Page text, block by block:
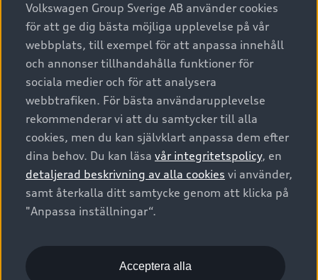
A6 modellerna
SUV
Avant
Audi Sport
Privatleasing
Nya bilar i lager
Begagnade bilar i lager
Audi approved :plus - så gott som nya
Finansiering
Audi exclusive
Provkörning
Service & tillbehör
Audi digital services
Originaltillbehör - köp online
Garantier
Försäkring
Digitala manualer för din Audi
Audi Collection – livsstilsartiklar
Vanliga frågor
2G/3G nätet stängs ned - Hur påverkas min bil av detta?
Tjänstebil
Tjänstebil
Business lease online
Företagsleasing
Om Audi Sverige
Kontakta oss
Audi Återförsäljare/-serviceverkstad
myAudi
Pressmeddelanden
Nyhetsbrev
Vårt hållbarhetsarbete
© 2026 AUDI SVERIGE. All Rights Reserved.
Utgivare Juridiskt
Juridiskt Audi AG
Juridiskt Audi Digital Giveaway
Anpassa inställningar för cookies
Visselblåsarkanaler
Volkswagen Group Sverige AB använder cookies
för att ge dig bästa möjliga upplevelse på vår
webbplats, till exempel för att anpassa innehåll
och annonser tillhandahålla funktioner för
sociala medier och för att analysera
webbtrafiken. För bästa användarupplevelse
rekommenderar vi att du samtycker till alla
cookies, men du kan självklart anpassa dem efter
dina behov. Du kan läsa vår integritetspolicy, en
detaljerad beskrivning av alla cookies vi använder,
samt återkalla ditt samtycke genom att klicka på
"Anpassa inställningar“.
Acceptera alla